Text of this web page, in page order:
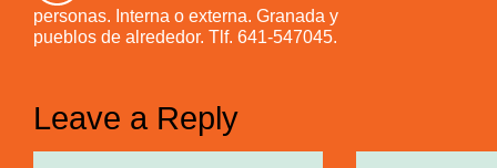
personas. Interna o externa. Granada y
pueblos de alrededor. Tlf. 641-547045.
Leave a Reply